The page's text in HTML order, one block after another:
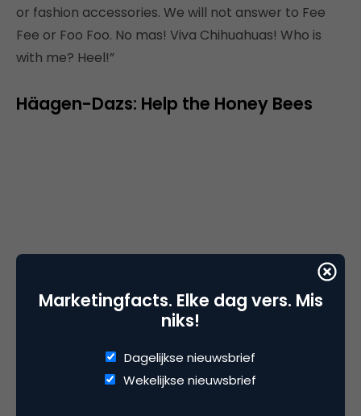
or fashion accessories. We will not answer to Fee
Fee or Foo Foo. No mas! Viva Chihuahuas! Who is
with me? Heel!”
Häagen-Dazs: Help the Honey Bees
Marketingfacts. Elke dag vers. Mis
niks!
Dagelijkse nieuwsbrief
Wekelijkse nieuwsbrief